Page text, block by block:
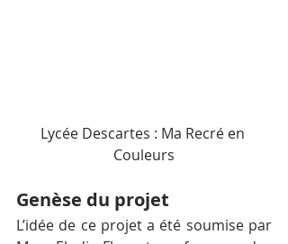
Lycée Descartes : Ma Recré en
Couleurs
Genèse du projet
L’idée de ce projet a été soumise par